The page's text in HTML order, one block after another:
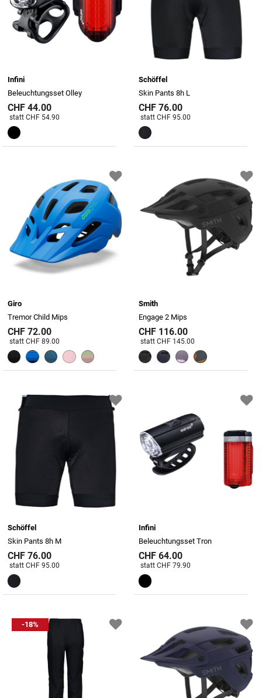
Infini
Beleuchtungsset Olley
CHF 44.00
Preis reduziert von
statt CHF 54.90
Schöffel
Skin Pants 8h L
CHF 76.00
Preis reduziert von
statt CHF 95.00
Giro
Tremor Child Mips
CHF 72.00
Preis reduziert von
statt CHF 89.00
Smith
Engage 2 Mips
CHF 116.00
Preis reduziert von
statt CHF 145.00
Schöffel
Skin Pants 8h M
CHF 76.00
Preis reduziert von
statt CHF 95.00
Infini
Beleuchtungsset Tron
CHF 64.00
Preis reduziert von
statt CHF 79.90
-18%